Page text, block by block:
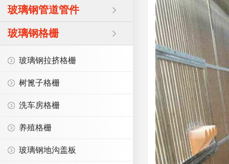
玻璃钢管道管件
玻璃钢格栅
玻璃钢拉挤格栅
树篦子格栅
洗车房格栅
养殖格栅
玻璃钢地沟盖板